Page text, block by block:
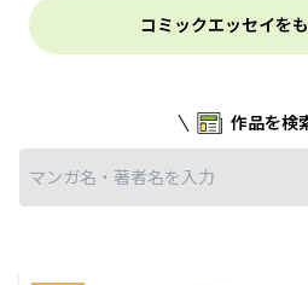
コミックエッセイを
作品を検